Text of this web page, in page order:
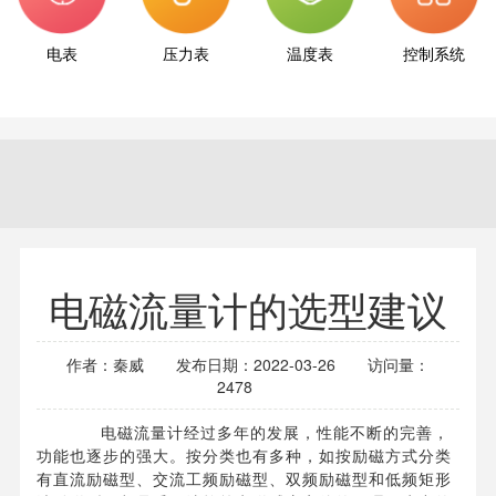
电表 压力表 温度表 控制系统
电磁流量计的选型建议
作者：秦威 发布日期：2022-03-26
访问量：
2478
电磁流量计经过多年的发展，性能不断的完善，
功能也逐步的强大。按分类也有多种，如按励磁方式分类
有直流励磁型、交流工频励磁型、双频励磁型和低频矩形